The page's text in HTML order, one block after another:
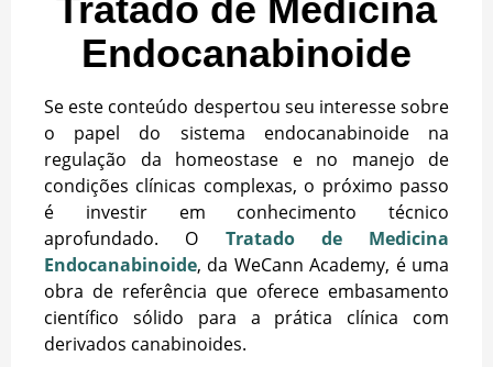
Tratado de Medicina
Endocanabinoide
Se este conteúdo despertou seu interesse sobre
o papel do sistema endocanabinoide na
regulação da homeostase e no manejo de
condições clínicas complexas, o próximo passo
é investir em conhecimento técnico
aprofundado. O Tratado de Medicina
Endocanabinoide, da WeCann Academy, é uma
obra de referência que oferece embasamento
científico sólido para a prática clínica com
derivados canabinoides.